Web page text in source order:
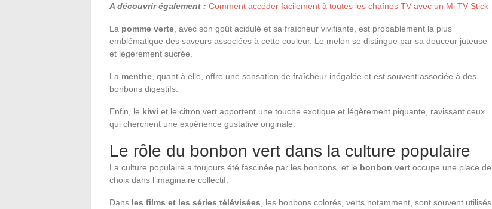
A découvrir également : Comment accéder facilement à toutes les chaînes TV avec un Mi TV Stick
La pomme verte , avec son goût acidulé et sa fraîcheur vivifiante, est probablement la plus
emblématique des saveurs associées à cette couleur. Le melon se distingue par sa douceur juteuse
et légèrement sucrée.
La menthe , quant à elle, offre une sensation de fraîcheur inégalée et est souvent associée à des
bonbons digestifs.
Enfin, le kiwi et le citron vert apportent une touche exotique et légèrement piquante, ravissant ceux
qui cherchent une expérience gustative originale.
Le rôle du bonbon vert dans la culture populaire
La culture populaire a toujours été fascinée par les bonbons, et le bonbon vert occupe une place de
choix dans l’imaginaire collectif.
Dans les films et les séries télévisées , les bonbons colorés, verts notamment, sont souvent utilisés